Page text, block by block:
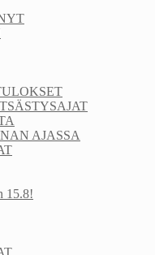
AJASSA
15.8!